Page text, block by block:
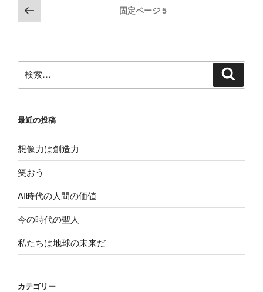
投
稿
ー
ジ
り
前
の
ジ
固定ページ5
索:
最近の投稿
想像力は創造力
笑おう
AI時代の人間の価値
今の時代の聖人
私たちは地球の未来だ
カテゴリー